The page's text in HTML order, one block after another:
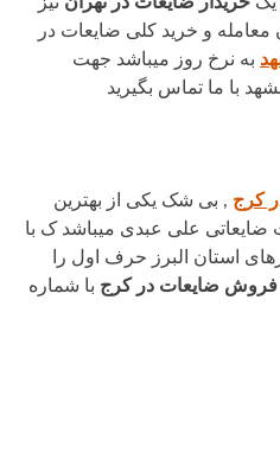
معامله و خرید کلی ضایعات در
به نرخ روز میباشد جهت
با ما تماس بگیرید
کرج , بی شک یکی از بهترین
علی عبدی میباشد ک با
در شهرهای استان البرز حرف اول را
فروش ضایعات در کرج با شماره